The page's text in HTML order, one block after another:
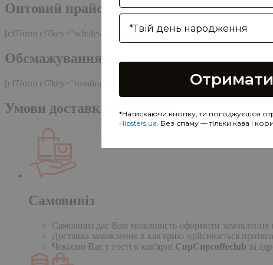
Оптовий прайс
[cf7form cf7key="wholesale-popup"]
Обсмажування кави
[cf7form cf7key="roasting-popup"]
Умови доставки та оплати
Самовивіз
Самовивіз дає Вам можливість оформити замовлення
Доставка замовлення в кав'ярню здійснюється
Чекаємо Вас у гості в кав'ярні CupCupcoffeclub за
Birthday
*Натискаючи кнопку, ти погоджуєшся
Hipsters.ua. Без спаму — тільки кава і